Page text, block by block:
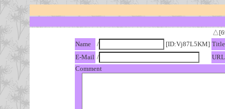
Name
/ [ID:Vj87L5KM] Title
E-Mail /
URL
Comment